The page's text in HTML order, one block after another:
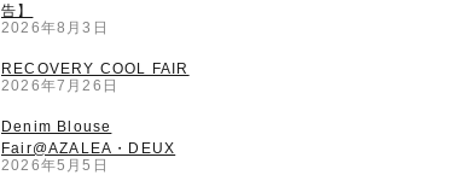
告】
2026年8月3日
RECOVERY COOL FAIR
2026年7月26日
Denim Blouse
Fair@AZALEA・DEUX
2026年5月5日